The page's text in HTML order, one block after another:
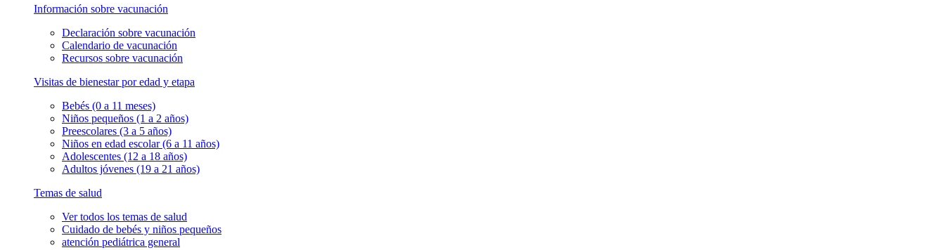
Información sobre vacunación
Declaración sobre vacunación
Calendario de vacunación
Recursos sobre vacunación
Visitas de bienestar por edad y etapa
Bebés (0 a 11 meses)
Niños pequeños (1 a 2 años)
Preescolares (3 a 5 años)
Niños en edad escolar (6 a 11 años)
Adolescentes (12 a 18 años)
Adultos jóvenes (19 a 21 años)
Temas de salud
Ver todos los temas de salud
Cuidado de bebés y niños pequeños
atención pediátrica general